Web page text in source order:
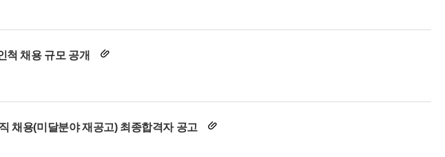
척 채용 규모 공개
채용(미달분야 재공고) 최종합격자 공고